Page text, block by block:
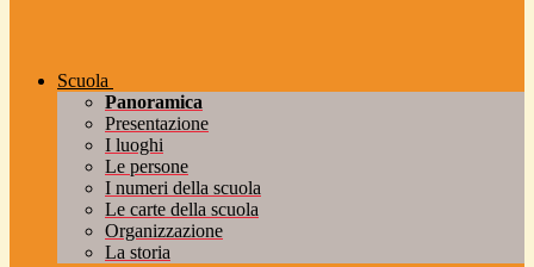
Scuola
Panoramica
Presentazione
I luoghi
Le persone
I numeri della scuola
Le carte della scuola
Organizzazione
La storia